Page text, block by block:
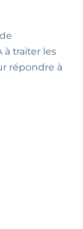
à traiter les
répondre à